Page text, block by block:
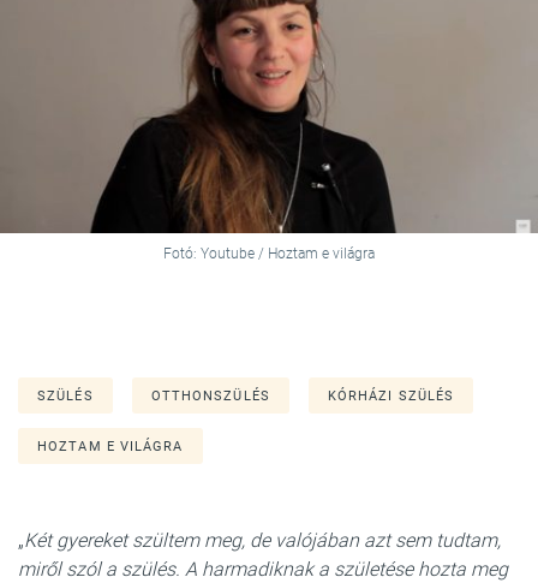
Fotó: Youtube / Hoztam e világra
SZÜLÉS OTTHONSZÜLÉS KÓRHÁZI SZÜLÉS
HOZTAM E VILÁGRA
„Két gyereket szültem meg, de valójában azt sem tudtam,
miről szól a szülés. A harmadiknak a születése hozta meg